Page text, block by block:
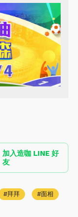
加入造咖 LINE 好
友
拜拜 面相